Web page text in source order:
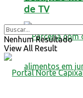
de TV
Nenhum Resultado
View All Result